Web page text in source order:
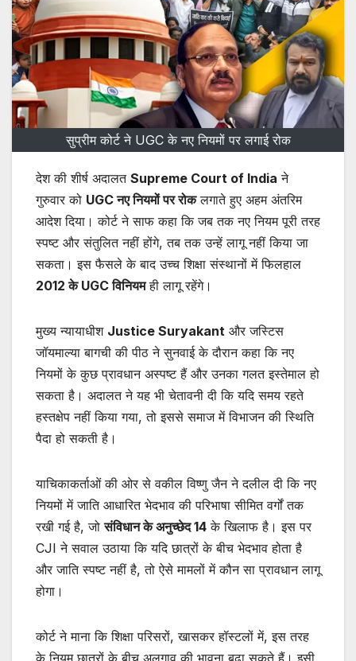
सुप्रीम कोर्ट ने UGC के नए नियमों पर लगाई रोक
देश की शीर्ष अदालत Supreme Court of India ने
गुरुवार को UGC नए नियमों पर रोकलगाते हुए अहम अंतरिम
आदेश दिया। कोर्ट ने साफ कहा कि जब तक नए नियम पूरी तरह
स्पष्ट और संतुलित नहीं होंगे, तब तक उन्हें लागू नहीं किया जा
सकता। इस फैसले के बाद उच्च शिक्षा संस्थानों में फिलहाल
2012 के UGC विनियमही लागू रहेंगे।
मुख्य न्यायाधीश Justice Suryakant और जस्टिस
जॉयमाल्या बागची की पीठ ने सुनवाई के दौरान कहा कि नए
नियमों के कुछ प्रावधान अस्पष्ट हैं और उनका गलत इस्तेमाल हो
सकता है। अदालत ने यह भी चेतावनी दी कि यदि समय रहते
हस्तक्षेप नहीं किया गया, तो इससे समाज में विभाजन की स्थिति
पैदा हो सकती है।
याचिकाकर्ताओं की ओर से वकील विष्णु जैन ने दलील दी कि नए
नियमों में जाति आधारित भेदभाव की परिभाषा सीमित वर्गों तक
रखी गई है, जोसंविधान के अनुच्छेद 14 के खिलाफ है। इस पर
CJI ने सवाल उठाया कि यदि छात्रों के बीच भेदभाव होता है
और जाति स्पष्ट नहीं है, तो ऐसे मामलों में कौन सा प्रावधान लागू
होगा।
कोर्ट ने माना कि शिक्षा परिसरों, खासकर हॉस्टलों में, इस तरह
के नियम छात्रों के बीच अलगाव की भावना बढ़ा सकते हैं। इसी